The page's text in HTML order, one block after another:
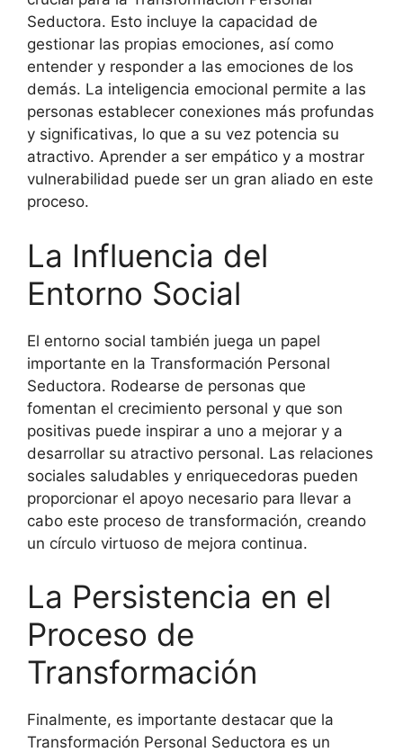
Seductora. Esto incluye la capacidad de
gestionar las propias emociones, así como
entender y responder a las emociones de los
demás. La inteligencia emocional permite a las
personas establecer conexiones más profundas
y significativas, lo que a su vez potencia su
atractivo. Aprender a ser empático y a mostrar
vulnerabilidad puede ser un gran aliado en este
proceso.
La Influencia del
Entorno Social
El entorno social también juega un papel
importante en la Transformación Personal
Seductora. Rodearse de personas que
fomentan el crecimiento personal y que son
positivas puede inspirar a uno a mejorar y a
desarrollar su atractivo personal. Las relaciones
sociales saludables y enriquecedoras pueden
proporcionar el apoyo necesario para llevar a
cabo este proceso de transformación, creando
un círculo virtuoso de mejora continua.
La Persistencia en el
Proceso de
Transformación
Finalmente, es importante destacar que la
Transformación Personal Seductora es un